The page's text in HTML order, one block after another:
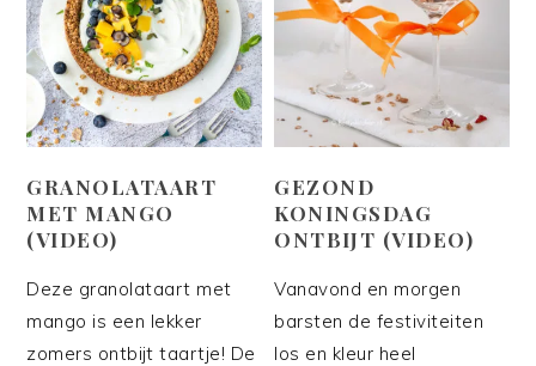
GRANOLATAART
MET MANGO
(VIDEO)
Deze granolataart met
mango is een lekker
zomers ontbijt taartje! De
GEZOND
KONINGSDAG
ONTBIJT (VIDEO)
Vanavond en morgen
barsten de festiviteiten
los en kleur heel